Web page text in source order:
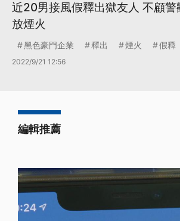
近20男接風假釋出獄友人 不顧警
放煙火
黑色豪門企業 釋出 煙火 假釋
2022/9/21 12:56
編輯推薦